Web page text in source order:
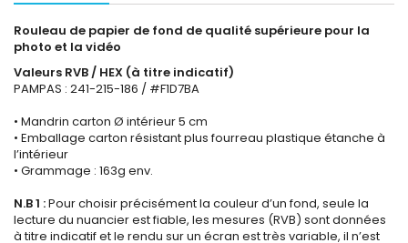
Rouleau de papier de fond de qualité supérieure pour la
photo et la vidéo
Valeurs RVB / HEX (à titre indicatif)
PAMPAS : 241-215-186 / #F1D7BA
• Mandrin carton Ø intérieur 5 cm
• Emballage carton résistant plus fourreau plastique étanche à
l’intérieur
• Grammage : 163g env.
N.B 1 :Pour choisir précisément la couleur d’un fond, seule la
lecture du nuancier est fiable, les mesures (RVB) sont données
à titre indicatif et le rendu sur un écran est très variable, il n’est